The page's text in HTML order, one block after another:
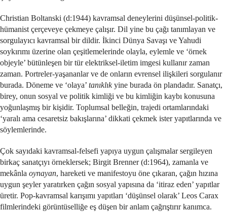
Christian Boltanski (d:1944) kavramsal deneylerini düşünsel-politik-
hümanist çerçeveye çekmeye çalışır. Dil yine bu çağı tanımlayan ve
sorgulayıcı kavramsal bir dildir. İkinci Dünya Savaşı ve Yahudi
soykırımı üzerine olan çeşitlemelerinde olayla, eylemle ve ‘örnek
objeyle’ bütünleşen bir tür elektriksel-iletim imgesi kullanır zaman
zaman. Portreler-yaşananlar ve de onların evrensel ilişkileri sorgulanır
burada. Döneme ve ‘olaya’ tanıklıkyine burada ön plandadır. Sanatçı,
birey, onun sosyal ve politik kimliği ve bu kimliğin kaybı konusuna
yoğunlaşmış bir kişidir. Toplumsal belleğin, trajedi ortamlarındaki
‘yaralı ama cesaretsiz bakışlarına’ dikkati çekmek ister yapıtlarında ve
söylemlerinde.
Çok sayıdaki kavramsal-felsefi yapıya uygun çalışmalar sergileyen
birkaç sanatçıyı örneklersek; Birgit Brenner (d:1964), zamanla ve
mekânla oynayan, hareketi ve manifestoyu öne çıkaran, çağın hızına
uygun şeyler yaratırken çağın sosyal yapısına da ‘itiraz eden’ yapıtlar
üretir. Pop-kavramsal karışımı yapıtları ‘düşünsel olarak’ Leos Carax
filmlerindeki görüntüselliğe eş düşen bir anlam çağrıştırır kanımca.